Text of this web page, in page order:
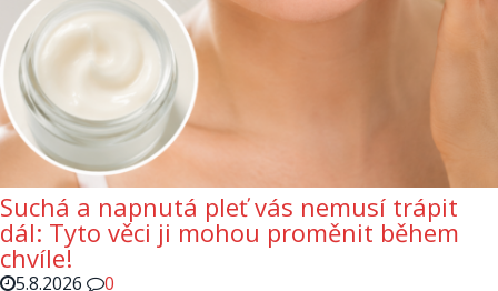
Suchá a napnutá pleť vás nemusí trápit
dál: Tyto věci ji mohou proměnit během
chvíle!
5.8.2026
0